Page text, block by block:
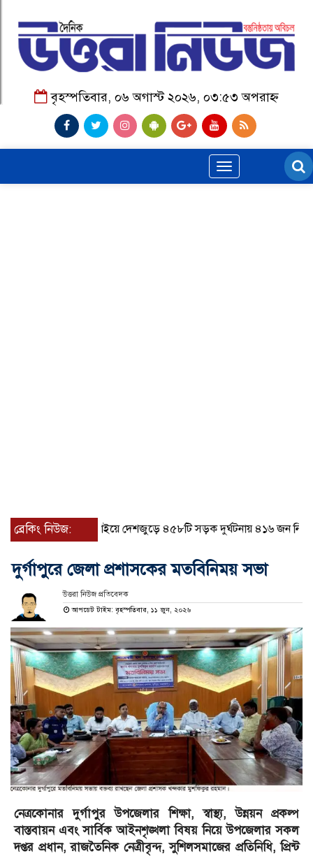
বৃহস্পতিবার, ০৬ অগাস্ট ২০২৬, ০৩:৫৩ অপরাহ্ন
Toggle
navigation
ব্রেকিং নিউজ:জুলাইয়ে দেশজুড়ে ৪৫৮টি সড়ক দুর্ঘটনায় ৪১৬ জন নিহত
দুর্গাপুরে জেলা প্রশাসকের মতবিনিময় সভা
উত্তরা নিউজ প্রতিবেদক
আপডেট টাইম: বৃহস্পতিবার, ১১ জুন, ২০২৬
নেত্রকোনার দুর্গাপুর উপজেলার শিক্ষা, স্বাস্থ্য, উন্নয়ন প্রকল্প
বাস্তবায়ন এবং সার্বিক আইনশৃঙ্খলা বিষয় নিয়ে উপজেলার সকল
দপ্তর প্রধান, রাজতৈনিক নেত্রীবৃন্দ, সুশিলসমাজের প্রতিনিধি, প্রিন্ট